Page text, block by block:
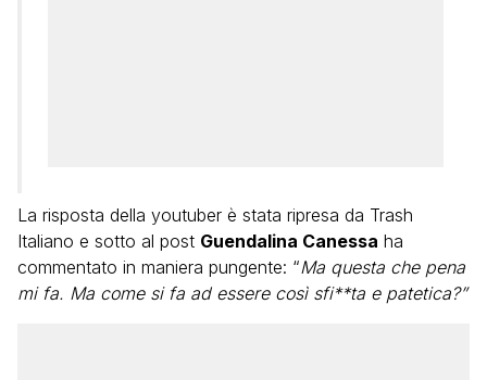
La risposta della youtuber è stata ripresa da Trash
Italiano e sotto al post Guendalina Canessa ha
commentato in maniera pungente: “Ma questa che pena
mi fa. Ma come si fa ad essere così sfi**ta e patetica?”